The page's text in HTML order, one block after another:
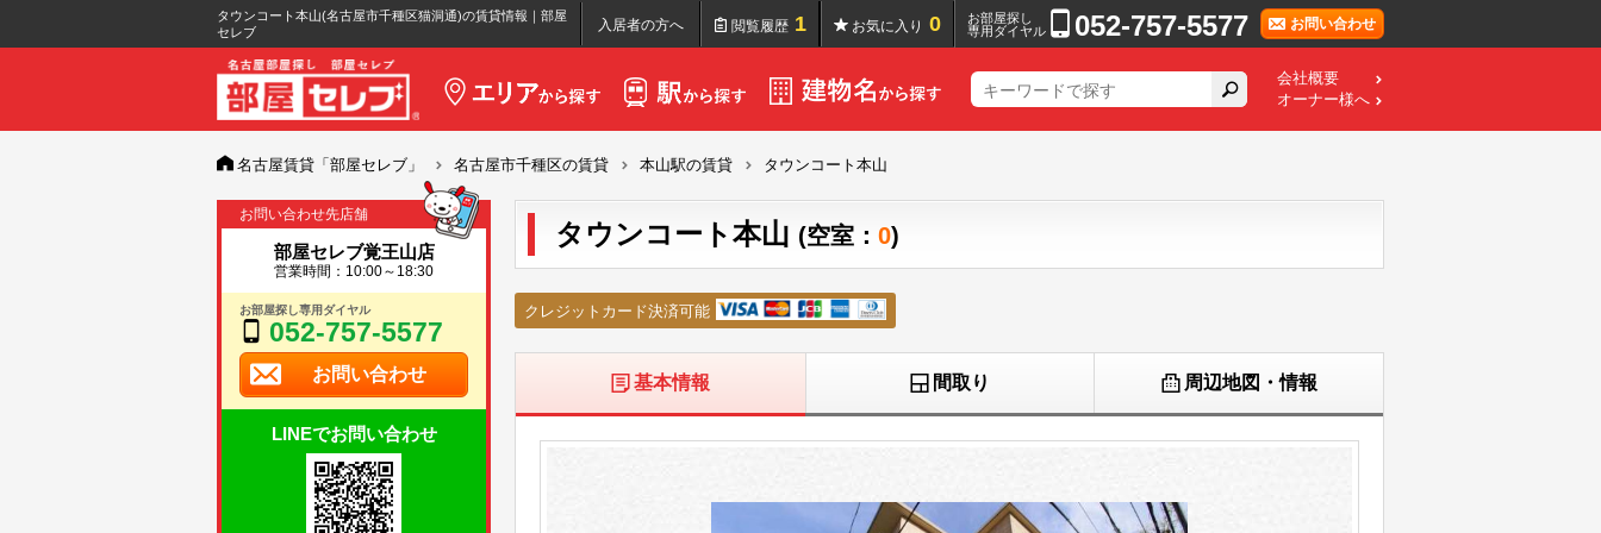
タウンコート本山(名古屋市千種区猫洞通)の賃貸情報｜部屋
セレブ
入居者の方へ 閲覧履歴 1 お気に入り 0
お部屋探し
専用ダイヤル
052-757-5577 お問い合わせ
会社概要
オーナー様へ
名古屋賃貸「部屋セレブ」 名古屋市千種区の賃貸 本山駅の賃貸 タウンコート本山
お問い合わせ先店舗
部屋セレブ覚王山店
営業時間：10:00～18:30
お部屋探し専用ダイヤル
052-757-5577
お問い合わせ
LINEでお問い合わせ
タウンコート本山 (空室： 0)
クレジットカード決済可能
基本情報 間取り 周辺地図・情報